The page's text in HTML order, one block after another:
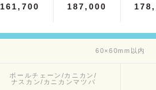
161,700 187,000
60×60mm以内
ボールチェーン/カニカン/
ナスカン/カニカンマツバ